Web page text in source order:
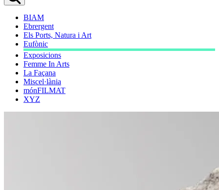
BIAM
Ebrergent
Els Ports, Natura i Art
Eufònic
Exposicions
Femme In Arts
La Façana
Miscel·lània
mónFILMAT
XYZ